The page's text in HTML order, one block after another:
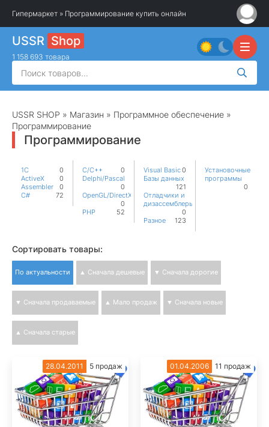
Гипермаркет » Программирование купить онлайн
USSR Shop
1 158 693 товара
USSR SHOP » Магазин » Программное обеспечение »
Программирование
Программирование
1С
0
ActiveX
0
Assembler
0
C#
72
C/С++
0
Delphi/Pascal
0
OpenGL/DirectX
0
PHP
52
Visual Basic0
Базы данных
121
Отладчики и
дизассемблеры
0
Разное
123
Установочные
программы
0
Сортировать товары:
По актуальности ▲ Сначала дешевые ▼ Сначала дорогие
▼ Сначала продаваемые ▲ Мало продаж ▼ Сначала новые
▲ Сначала старые
28.04.2011 5 продаж 01.04.2006 11 продаж